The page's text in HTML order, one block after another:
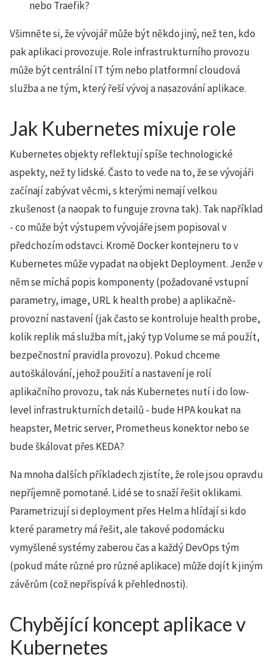
nebo Traefik?
Všimněte si, že vývojář může být někdo jiný, než ten, kdo
pak aplikaci provozuje. Role infrastrukturního provozu
může být centrální IT tým nebo platformní cloudová
služba a ne tým, který řeší vývoj a nasazování aplikace.
Jak Kubernetes mixuje role
Kubernetes objekty reflektují spíše technologické
aspekty, než ty lidské. Často to vede na to, že se vývojáři
začínají zabývat věcmi, s kterými nemají velkou
zkušenost (a naopak to funguje zrovna tak). Tak například
- co může být výstupem vývojáře jsem popisoval v
předchozím odstavci. Kromě Docker kontejneru to v
Kubernetes může vypadat na objekt Deployment. Jenže v
něm se míchá popis komponenty (požadované vstupní
parametry, image, URL k health probe) a aplikačně-
provozní nastavení (jak často se kontroluje health probe,
kolik replik má služba mít, jaký typ Volume se má použít,
bezpečnostní pravidla provozu). Pokud chceme
autoškálování, jehož použití a nastavení je rolí
aplikačního provozu, tak nás Kubernetes nutí i do low-
level infrastrukturních detailů - bude HPA koukat na
heapster, Metric server, Prometheus konektor nebo se
bude škálovat přes KEDA?
Na mnoha dalších příkladech zjistíte, že role jsou opravdu
nepříjemně pomotané. Lidé se to snaží řešit oklikami.
Parametrizují si deployment přes Helm a hlídají si kdo
které parametry má řešit, ale takové podomácku
vymyšlené systémy zaberou čas a každý DevOps tým
(pokud máte různé pro různé aplikace) může dojít k jiným
závěrům (což nepřispívá k přehlednosti).
Chybějící koncept aplikace v
Kubernetes